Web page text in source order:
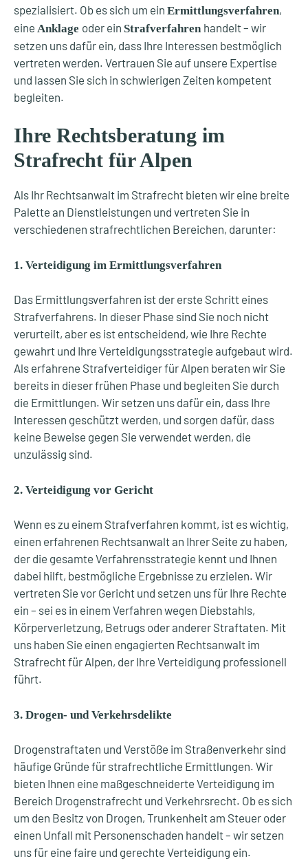
spezialisiert. Ob es sich um ein Ermittlungsverfahren,
eine Anklage oder ein Strafverfahren handelt – wir
setzen uns dafür ein, dass Ihre Interessen bestmöglich
vertreten werden. Vertrauen Sie auf unsere Expertise
und lassen Sie sich in schwierigen Zeiten kompetent
begleiten.
Ihre Rechtsberatung im
Strafrecht für Alpen
Als Ihr Rechtsanwalt im Strafrecht bieten wir eine breite
Palette an Dienstleistungen und vertreten Sie in
verschiedenen strafrechtlichen Bereichen, darunter:
1. Verteidigung im Ermittlungsverfahren
Das Ermittlungsverfahren ist der erste Schritt eines
Strafverfahrens. In dieser Phase sind Sie noch nicht
verurteilt, aber es ist entscheidend, wie Ihre Rechte
gewahrt und Ihre Verteidigungsstrategie aufgebaut wird.
Als erfahrene Strafverteidiger für Alpen beraten wir Sie
bereits in dieser frühen Phase und begleiten Sie durch
die Ermittlungen. Wir setzen uns dafür ein, dass Ihre
Interessen geschützt werden, und sorgen dafür, dass
keine Beweise gegen Sie verwendet werden, die
unzulässig sind.
2. Verteidigung vor Gericht
Wenn es zu einem Strafverfahren kommt, ist es wichtig,
einen erfahrenen Rechtsanwalt an Ihrer Seite zu haben,
der die gesamte Verfahrensstrategie kennt und Ihnen
dabei hilft, bestmögliche Ergebnisse zu erzielen. Wir
vertreten Sie vor Gericht und setzen uns für Ihre Rechte
ein – sei es in einem Verfahren wegen Diebstahls,
Körperverletzung, Betrugs oder anderer Straftaten. Mit
uns haben Sie einen engagierten Rechtsanwalt im
Strafrecht für Alpen, der Ihre Verteidigung professionell
führt.
3. Drogen- und Verkehrsdelikte
Drogenstraftaten und Verstöße im Straßenverkehr sind
häufige Gründe für strafrechtliche Ermittlungen. Wir
bieten Ihnen eine maßgeschneiderte Verteidigung im
Bereich Drogenstrafrecht und Verkehrsrecht. Ob es sich
um den Besitz von Drogen, Trunkenheit am Steuer oder
einen Unfall mit Personenschaden handelt – wir setzen
uns für eine faire und gerechte Verteidigung ein.